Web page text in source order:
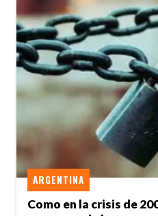
Como en la crisis de
ARGENTINA